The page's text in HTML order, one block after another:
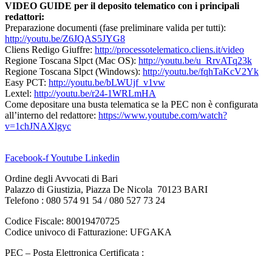
VIDEO GUIDE per il deposito telematico con i principali
redattori:
Preparazione documenti (fase preliminare valida per tutti):
http://youtu.be/Z6JQAS5JYG8
Cliens Redigo Giuffre: http://processotelematico.cliens.it/video
Regione Toscana Slpct (Mac OS): http://youtu.be/u_RrvATq23k
Regione Toscana Slpct (Windows): http://youtu.be/fqhTaKcV2Yk
Easy PCT: http://youtu.be/bLWUjf_v1vw
Lextel: http://youtu.be/r24-1WRLmHA
Come depositare una busta telematica se la PEC non è configurata
all’interno del redattore: https://www.youtube.com/watch?
v=1chJNAXlgyc
Facebook-fYoutube Linkedin
Ordine degli Avvocati di Bari
Palazzo di Giustizia, Piazza De Nicola 70123 BARI
Telefono : 080 574 91 54 / 080 527 73 24
Codice Fiscale: 80019470725
Codice univoco di Fatturazione: UFGAKA
PEC – Posta Elettronica Certificata :